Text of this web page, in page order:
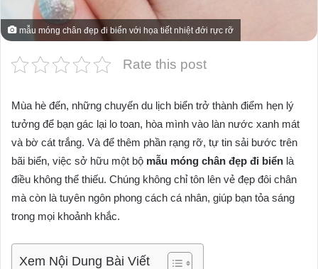
mẫu móng chân đẹp đi biển với họa tiết nhiệt đới rực rỡ
Rate this post
Mùa hè đến, những chuyến du lịch biển trở thành điểm hẹn lý
tưởng để bạn gác lại lo toan, hòa mình vào làn nước xanh mát
và bờ cát trắng. Và để thêm phần rạng rỡ, tự tin sải bước trên
bãi biển, việc sở hữu một bộ mẫu móng chân đẹp đi biển là
điều không thể thiếu. Chúng không chỉ tôn lên vẻ đẹp đôi chân
mà còn là tuyên ngôn phong cách cá nhân, giúp bạn tỏa sáng
trong mọi khoảnh khắc.
Xem Nội Dung Bài Viết